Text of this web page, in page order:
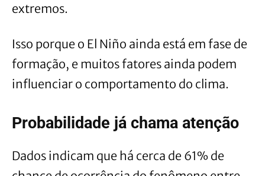
extremos.
Isso porque o El Niño ainda está em fase de
formação, e muitos fatores ainda podem
influenciar o comportamento do clima.
Probabilidade já chama atenção
Dados indicam que há cerca de 61% de